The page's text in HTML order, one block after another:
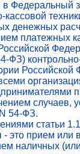
Федеральный
денежных
платежных
ФЗ)
Российской
случаев,
54-ФЗ.
статьи
- это прием или
наличных